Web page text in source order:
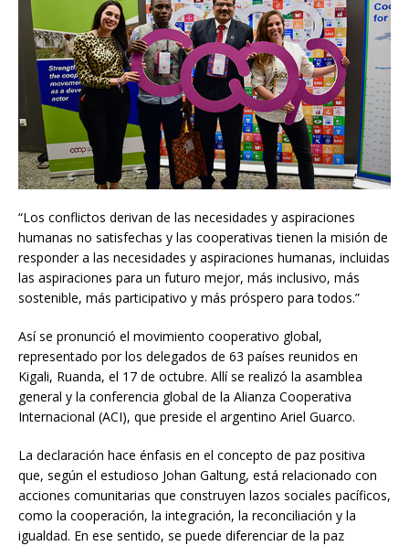
“Los conflictos derivan de las necesidades y aspiraciones
humanas no satisfechas y las cooperativas tienen la misión de
responder a las necesidades y aspiraciones humanas, incluidas
las aspiraciones para un futuro mejor, más inclusivo, más
sostenible, más participativo y más próspero para todos.”
Así se pronunció el movimiento cooperativo global,
representado por los delegados de 63 países reunidos en
Kigali, Ruanda, el 17 de octubre. Allí se realizó la asamblea
general y la conferencia global de la Alianza Cooperativa
Internacional (ACI), que preside el argentino Ariel Guarco.
La declaración hace énfasis en el concepto de paz positiva
que, según el estudioso Johan Galtung, está relacionado con
acciones comunitarias que construyen lazos sociales pacíficos,
como la cooperación, la integración, la reconciliación y la
igualdad. En ese sentido, se puede diferenciar de la paz